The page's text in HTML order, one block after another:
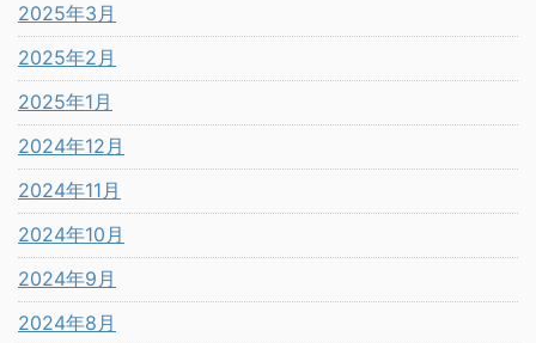
2025年3月
2025年2月
2025年1月
2024年12月
2024年11月
2024年10月
2024年9月
2024年8月